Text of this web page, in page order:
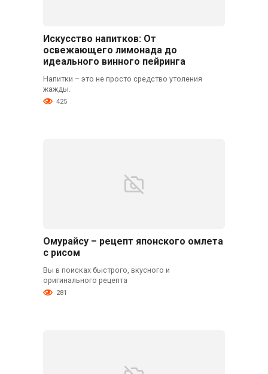
Искусство напитков: От
освежающего лимонада до
идеального винного пейринга
Напитки – это не просто средство утоления
жажды.
425
Омурайсу – рецепт японского омлета
с рисом
Вы в поисках быстрого, вкусного и
оригинального рецепта
281